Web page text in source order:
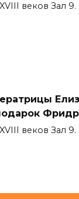
веков Зал
веков Зал